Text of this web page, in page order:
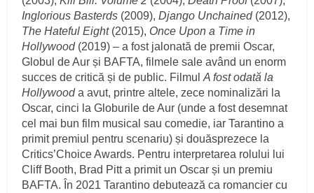
Inglorious Basterds (2009),Django Unchained(2012),
The Hateful Eight(2015), Once Upon a Time in
Hollywood(2019) – a fost jalonată de premii Oscar,
Globul de Aur și BAFTA, filmele sale având un enorm
succes de critică și de public. FilmulA fost odată la
Hollywooda avut, printre altele, zece nominalizări la
Oscar, cinci la Globurile de Aur (unde a fost desemnat
cel mai bun film musical sau comedie, iar Tarantino a
primit premiul pentru scenariu) și douăsprezece la
Critics’Choice Awards. Pentru interpretarea rolului lui
Cliff Booth, Brad Pitt a primit un Oscar și un premiu
BAFTA. În 2021 Tarantino debutează ca romancier cu